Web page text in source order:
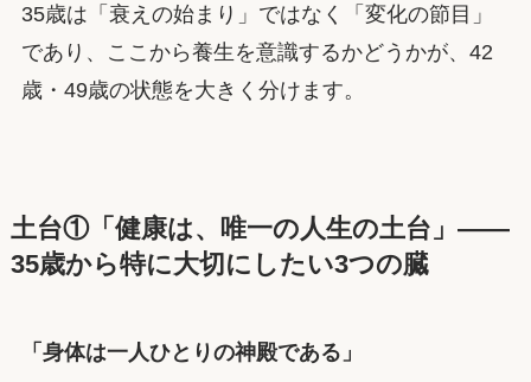
35歳は「衰えの始まり」ではなく「変化の節目」
であり、ここから養生を意識するかどうかが、42
歳・49歳の状態を大きく分けます。
土台①「健康は、唯一の人生の土台」——
35歳から特に大切にしたい3つの臓
「身体は一人ひとりの神殿である」